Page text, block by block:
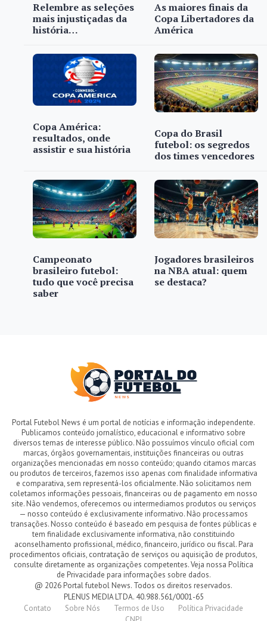
Relembre as seleções
mais injustiçadas da
história…
As maiores finais da
Copa Libertadores da
América
Copa América:
resultados, onde
assistir e sua história
Copa do Brasil
futebol: os segredos
dos times vencedores
Campeonato
brasileiro futebol:
tudo que você precisa
saber
Jogadores brasileiros
na NBA atual: quem
se destaca?
Portal Futebol News é um portal de notícias e informação independente.
Publicamos conteúdo jornalístico, educacional e informativo sobre
diversos temas de interesse público. Não possuímos vínculo oficial com
marcas, órgãos governamentais, instituições financeiras ou outras
organizações mencionadas em nosso conteúdo; quando citamos marcas
ou produtos de terceiros, fazemos isso apenas com finalidade informativa
e comparativa, sem representá-los oficialmente. Não solicitamos nem
coletamos informações pessoais, financeiras ou de pagamento em nosso
site. Não vendemos, oferecemos ou intermediamos produtos ou serviços
— nosso conteúdo é exclusivamente informativo. Não processamos
transações. Nosso conteúdo é baseado em pesquisa de fontes públicas e
tem finalidade exclusivamente informativa, não constituindo
aconselhamento profissional, médico, financeiro, jurídico ou fiscal. Para
procedimentos oficiais, contratação de serviços ou aquisição de produtos,
consulte diretamente as organizações competentes. Veja nossa Política
de Privacidade para informações sobre dados.
@ 2026 Portal futebol News. Todos os direitos reservados.
PLENUS MEDIA LTDA. 40.988.561/0001-65
Contato
Sobre Nós Termos de Uso
Política Privacidade